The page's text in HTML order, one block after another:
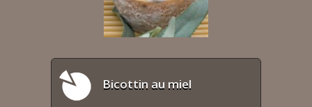
Bicottin au miel